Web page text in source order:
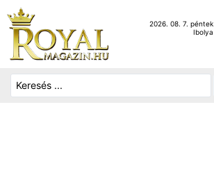
2026. 08. 7. péntek
Ibolya